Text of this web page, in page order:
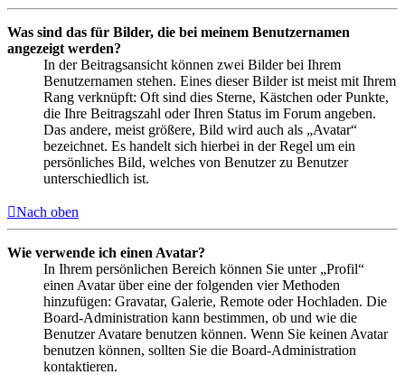
Was sind das für Bilder, die bei meinem Benutzernamen
angezeigt werden?
In der Beitragsansicht können zwei Bilder bei Ihrem
Benutzernamen stehen. Eines dieser Bilder ist meist mit Ihrem
Rang verknüpft: Oft sind dies Sterne, Kästchen oder Punkte,
die Ihre Beitragszahl oder Ihren Status im Forum angeben.
Das andere, meist größere, Bild wird auch als „Avatar“
bezeichnet. Es handelt sich hierbei in der Regel um ein
persönliches Bild, welches von Benutzer zu Benutzer
unterschiedlich ist.
Nach oben
Wie verwende ich einen Avatar?
In Ihrem persönlichen Bereich können Sie unter „Profil“
einen Avatar über eine der folgenden vier Methoden
hinzufügen: Gravatar, Galerie, Remote oder Hochladen. Die
Board-Administration kann bestimmen, ob und wie die
Benutzer Avatare benutzen können. Wenn Sie keinen Avatar
benutzen können, sollten Sie die Board-Administration
kontaktieren.